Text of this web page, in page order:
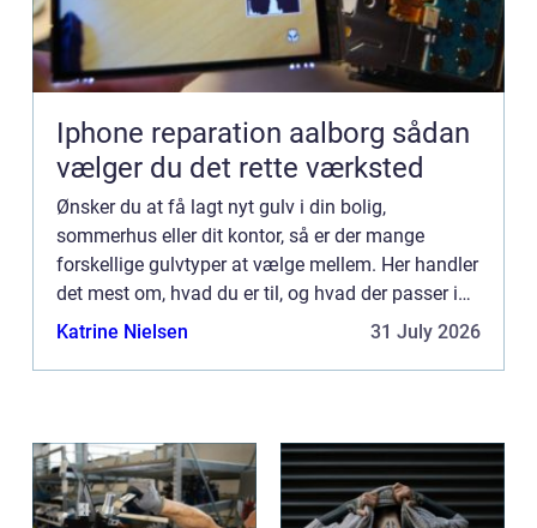
Iphone reparation aalborg sådan
vælger du det rette værksted
Ønsker du at få lagt nyt gulv i din bolig,
sommerhus eller dit kontor, så er der mange
forskellige gulvtyper at vælge mellem. Her handler
det mest om, hvad du er til, og hvad der passer ind
i hjemmets indretning. Af forskelli...
Katrine Nielsen 31 July 2026